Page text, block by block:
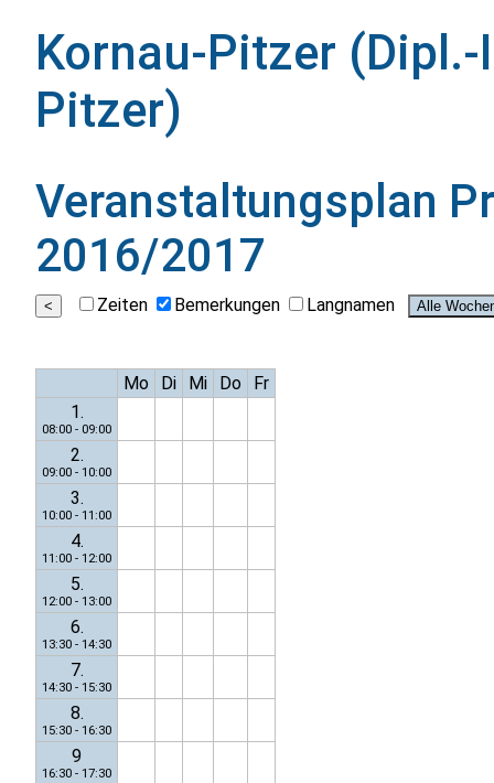
Kornau-Pitzer
Pitzer)
Veranstaltungsplan
2016/2017
Zeiten Bemerkungen Langnamen
Mo Di Mi Do
Fr
1.
08:00 - 09:00
2.
09:00 - 10:00
3.
10:00 - 11:00
4.
11:00 - 12:00
5.
12:00 - 13:00
6.
13:30 - 14:30
7.
14:30 - 15:30
8.
15:30 - 16:30
9
16:30 - 17:30